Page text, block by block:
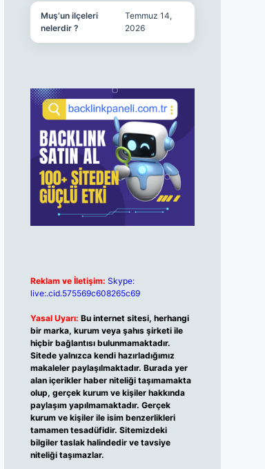
Muş’un ilçeleri
nelerdir ?
Temmuz 14,
2026
Reklam ve İletişim: Skype:
live:.cid.575569c608265c69
Yasal Uyarı: Bu internet sitesi, herhangi
bir marka, kurum veya şahıs şirketi ile
hiçbir bağlantısı bulunmamaktadır.
Sitede yalnızca kendi hazırladığımız
makaleler paylaşılmaktadır. Burada yer
alan içerikler haber niteliği taşımamakta
olup, gerçek kurum ve kişiler hakkında
paylaşım yapılmamaktadır. Gerçek
kurum ve kişiler ile isim benzerlikleri
tamamen tesadüfidir. Sitemizdeki
bilgiler taslak halindedir ve tavsiye
niteliği taşımazlar.